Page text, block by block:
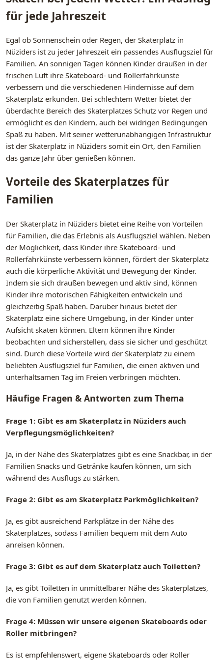
für jede Jahreszeit
Egal ob Sonnenschein oder Regen, der Skaterplatz in
Nüziders ist zu jeder Jahreszeit ein passendes Ausflugsziel für
Familien. An sonnigen Tagen können Kinder draußen in der
frischen Luft ihre Skateboard- und Rollerfahrkünste
verbessern und die verschiedenen Hindernisse auf dem
Skaterplatz erkunden. Bei schlechtem Wetter bietet der
überdachte Bereich des Skaterplatzes Schutz vor Regen und
ermöglicht es den Kindern, auch bei widrigen Bedingungen
Spaß zu haben. Mit seiner wetterunabhängigen Infrastruktur
ist der Skaterplatz in Nüziders somit ein Ort, den Familien
das ganze Jahr über genießen können.
Vorteile des Skaterplatzes für
Familien
Der Skaterplatz in Nüziders bietet eine Reihe von Vorteilen
für Familien, die das Erlebnis als Ausflugsziel wählen. Neben
der Möglichkeit, dass Kinder ihre Skateboard- und
Rollerfahrkünste verbessern können, fördert der Skaterplatz
auch die körperliche Aktivität und Bewegung der Kinder.
Indem sie sich draußen bewegen und aktiv sind, können
Kinder ihre motorischen Fähigkeiten entwickeln und
gleichzeitig Spaß haben. Darüber hinaus bietet der
Skaterplatz eine sichere Umgebung, in der Kinder unter
Aufsicht skaten können. Eltern können ihre Kinder
beobachten und sicherstellen, dass sie sicher und geschützt
sind. Durch diese Vorteile wird der Skaterplatz zu einem
beliebten Ausflugsziel für Familien, die einen aktiven und
unterhaltsamen Tag im Freien verbringen möchten.
Häufige Fragen & Antworten zum Thema
Frage 1: Gibt es am Skaterplatz in Nüziders auch
Verpflegungsmöglichkeiten?
Ja, in der Nähe des Skaterplatzes gibt es eine Snackbar, in der
Familien Snacks und Getränke kaufen können, um sich
während des Ausflugs zu stärken.
Frage 2: Gibt es am Skaterplatz Parkmöglichkeiten?
Ja, es gibt ausreichend Parkplätze in der Nähe des
Skaterplatzes, sodass Familien bequem mit dem Auto
anreisen können.
Frage 3: Gibt es auf dem Skaterplatz auch Toiletten?
Ja, es gibt Toiletten in unmittelbarer Nähe des Skaterplatzes,
die von Familien genutzt werden können.
Frage 4: Müssen wir unsere eigenen Skateboards oder
Roller mitbringen?
Es ist empfehlenswert, eigene Skateboards oder Roller